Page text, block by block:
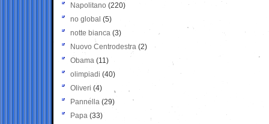
Napolitano (220)
no global (5)
notte bianca (3)
Nuovo Centrodestra (2)
Obama (11)
olimpiadi (40)
Oliveri (4)
Pannella (29)
Papa (33)